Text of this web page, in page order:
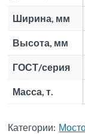
Ширина, мм
Высота, мм
ГОСТ/серия
Масса, т.
Категории: